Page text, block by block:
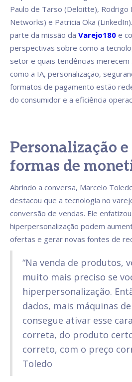
Paulo de Tarso (Deloitte), Rodrigo
Networks) e Patricia Oka
parte da missão da Varejo180 e
perspectivas sobre como a
setor e quais tendências merecem
como a IA, personalização,
formatos de pagamento estão
do consumidor e a eficiência
Personalização
formas de
Abrindo a conversa, Marcelo
destacou que a tecnologia no
conversão de vendas. Ele
hiperpersonalização podem
ofertas e gerar novas fontes de
“Na venda de produtos,
muito mais preciso se
hiperpersonalização.
dados, mais máquinas de
consegue ativar esse
correta, do produto
correto, com o preço
Toledo